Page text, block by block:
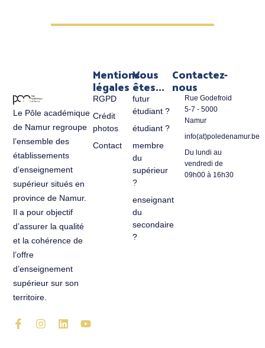
Le Pôle académique
de Namur regroupe
l’ensemble des
établissements
d’enseignement
supérieur situés en
province de Namur.
Il a pour objectif
d’assurer la qualité
et la cohérence de
l’offre
d’enseignement
supérieur sur son
territoire.
Vous
êtes...
futur
étudiant ?
étudiant ?
membre
du
supérieur
?
enseignant
du
secondaire
?
Mentions
légales
RGPD
Crédit
photos
Contact
Contactez-
nous
Rue Godefroid
5-7 - 5000
Namur
info(at)poledenamur.be
Du lundi au
vendredi de
09h00 à 16h30